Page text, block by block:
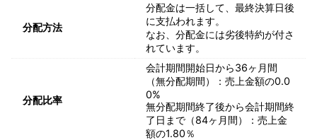
分配方法
分配金は一括して、最終決算日後
に支払われます。
なお、分配金には劣後特約が付さ
れています。
分配比率
会計期間開始日から36ヶ月間
（無分配期間）：売上金額の0.0
0%
無分配期間終了後から会計期間終
了日まで（84ヶ月間）：売上金
額の1.80％